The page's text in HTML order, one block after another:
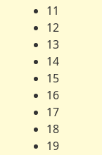
11
12
13
14
15
16
17
18
19